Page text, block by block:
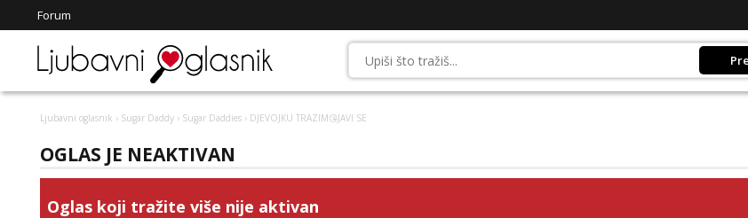
Forum
Ljubavni oglasnik › Sugar Daddy › Sugar Daddies › DJEVOJKU TRAZIM😘JAVI SE
OGLAS JE NEAKTIVAN
Oglas koji tražite više nije aktivan